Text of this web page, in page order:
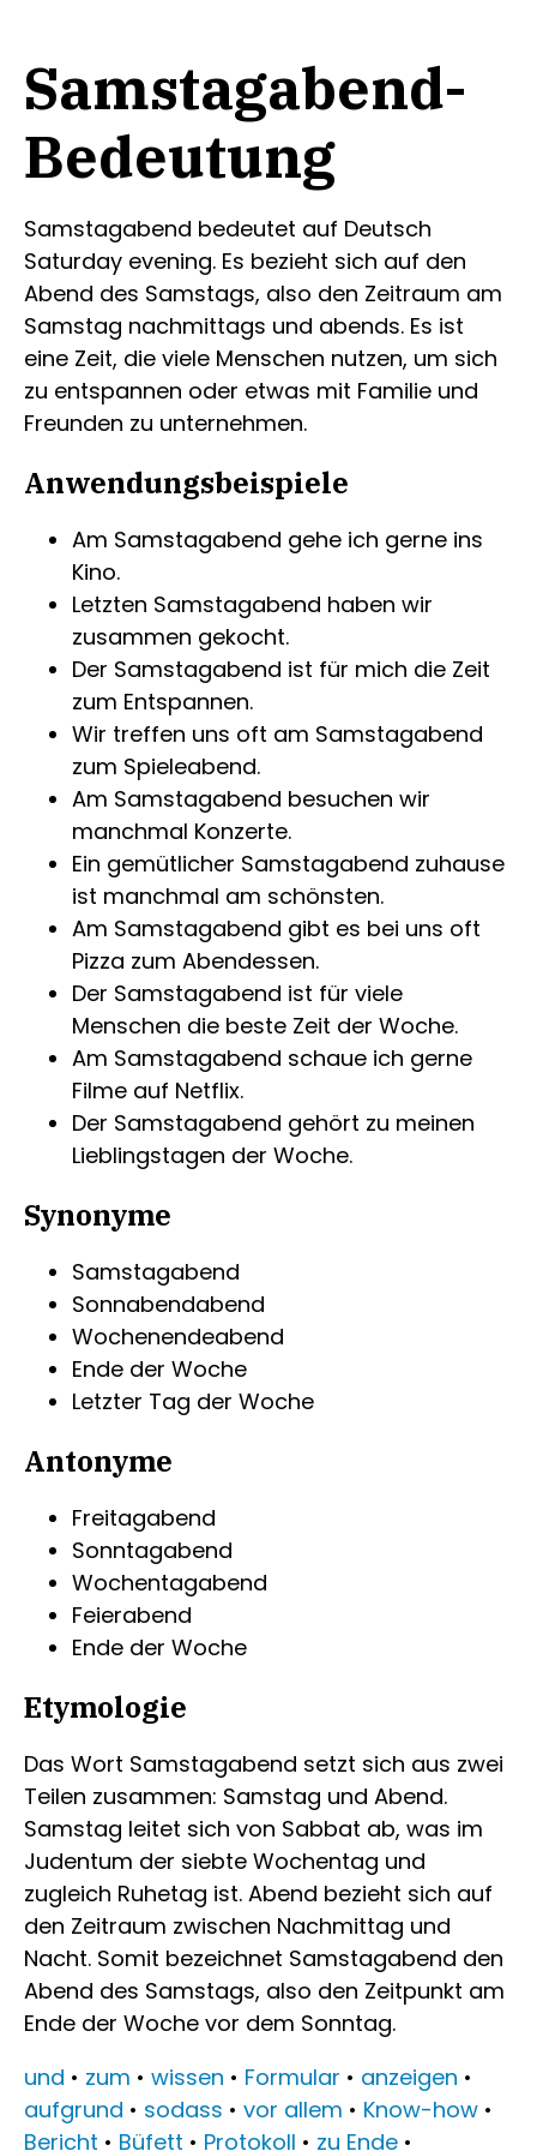
Samstagabend-
Bedeutung
Samstagabend bedeutet auf Deutsch
Saturday evening. Es bezieht sich auf den
Abend des Samstags, also den Zeitraum am
Samstag nachmittags und abends. Es ist
eine Zeit, die viele Menschen nutzen, um sich
zu entspannen oder etwas mit Familie und
Freunden zu unternehmen.
Anwendungsbeispiele
Am Samstagabend gehe ich gerne ins
Kino.
Letzten Samstagabend haben wir
zusammen gekocht.
Der Samstagabend ist für mich die Zeit
zum Entspannen.
Wir treffen uns oft am Samstagabend
zum Spieleabend.
Am Samstagabend besuchen wir
manchmal Konzerte.
Ein gemütlicher Samstagabend zuhause
ist manchmal am schönsten.
Am Samstagabend gibt es bei uns oft
Pizza zum Abendessen.
Der Samstagabend ist für viele
Menschen die beste Zeit der Woche.
Am Samstagabend schaue ich gerne
Filme auf Netflix.
Der Samstagabend gehört zu meinen
Lieblingstagen der Woche.
Synonyme
Samstagabend
Sonnabendabend
Wochenendeabend
Ende der Woche
Letzter Tag der Woche
Antonyme
Freitagabend
Sonntagabend
Wochentagabend
Feierabend
Ende der Woche
Etymologie
Das Wort Samstagabend setzt sich aus zwei
Teilen zusammen: Samstag und Abend.
Samstag leitet sich von Sabbat ab, was im
Judentum der siebte Wochentag und
zugleich Ruhetag ist. Abend bezieht sich auf
den Zeitraum zwischen Nachmittag und
Nacht. Somit bezeichnet Samstagabend den
Abend des Samstags, also den Zeitpunkt am
Ende der Woche vor dem Sonntag.
und • zum • wissen • Formular • anzeigen •
aufgrund • sodass • vor allem • Know-how •
Bericht • Büfett • Protokoll • zu Ende •